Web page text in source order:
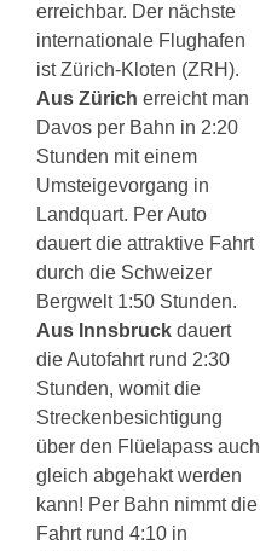
erreichbar. Der nächste
internationale Flughafen
ist Zürich-Kloten (ZRH).
Aus Zürich erreicht man
Davos per Bahn in 2:20
Stunden mit einem
Umsteigevorgang in
Landquart. Per Auto
dauert die attraktive Fahrt
durch die Schweizer
Bergwelt 1:50 Stunden.
Aus Innsbruck dauert
die Autofahrt rund 2:30
Stunden, womit die
Streckenbesichtigung
über den Flüelapass auch
gleich abgehakt werden
kann! Per Bahn nimmt die
Fahrt rund 4:10 in